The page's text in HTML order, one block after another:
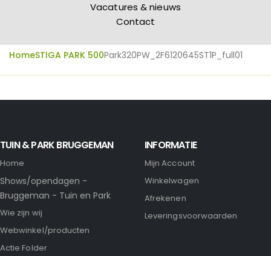
Vacatures & nieuws
Contact
HomeSTIGA PARK 500Park320PW_2F6120645ST1P_full01
TUIN & PARK BRUGGEMAN
Home
Shows/opendagen -
Bruggeman - Tuin en Park
Wie zijn wij
Webwinkel/producten
Actie Folder
INFORMATIE
Mijn Account
Winkelwagen
Afrekenen
Leveringsvoorwaarden